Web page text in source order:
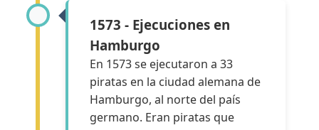
1573 - Ejecuciones en
Hamburgo
En 1573 se ejecutaron a 33
piratas en la ciudad alemana de
Hamburgo, al norte del país
germano. Eran piratas que